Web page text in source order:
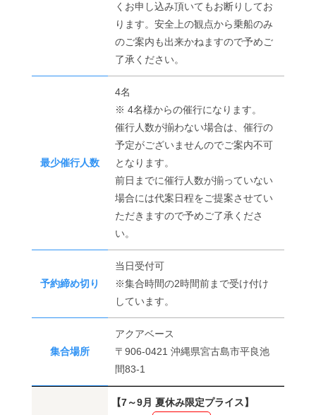
くお申し込み頂いてもお断りしてお
ります。安全上の観点から乗船のみ
のご案内も出来かねますので予めご
了承ください。
最少催行人数
4名
※ 4名様からの催行になります。
催行人数が揃わない場合は、催行の
予定がございませんのでご案内不可
となります。
前日までに催行人数が揃っていない
場合には代案日程をご提案させてい
ただきますので予めご了承くださ
い。
予約締め切り
当日受付可
※集合時間の2時間前まで受け付け
しています。
集合場所
アクアベース
〒906-0421 沖縄県宮古島市平良池
間83-1
【7～9月 夏休み限定プライス】